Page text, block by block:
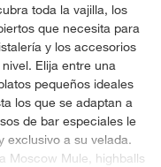
toda la vajilla, los
que necesita para
y los accesorios
Elija entre una
pequeños ideales
los que se adaptan a
de bar especiales le
exclusivo a su velada.
Moscow Mule, highballs